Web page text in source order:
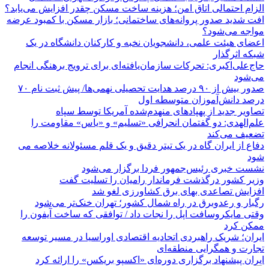
الزام احتمالی اتاق امن؛ هزینه ساخت مسکن چقدر افزایش می‌یابد؟
افت شدید صدور پروانه‌های ساختمانی؛ بازار مسکن با کمبود عرضه
مواجه می‌شود؟
اعضای هیئت علمی، دانشجویان نخبه و کارکنان دانشگاه در یک
شبکه‌ اثرگذار
حاج‌علی‌اکبری: تحرکات سازمان‌یافته‌ای برای ترویج برهنگی انجام
می‌شود
صدور بیش از ۹۰ درصد هدایت تحصیلی نهمی‌ها/ پیش ثبت نام ۷۰
درصد دانش‌آموزان متوسطه اول
تصاویر جدید از پهپادهای منهدم‌شده آمریکا توسط سپاه
علم‌الهدی: دو گفتمان انحرافی «تسلیم» و «یاس» مقاومت را
تضعیف می‌کند
دفاع از ایران گاه در یک تیتر دقیق و یک قلم مسئولانه خلاصه می
شود
نشست خبری رئیس‌جمهور فردا برگزار می‌شود
وزیر کشور درگذشت فرماندار رامیان را تسلیت گفت
افزایش تصاعدی بهای برق کشاورزی لغو شد
رگبار و رعدوبرق در راه شمال کشور؛ تهران خنک‌تر می‌شود
وقتی مایکروسافت اپل را نجات داد / توافقی که ساخت آیفون را
ممکن کرد
ایران؛ شریک راهبردی اتحادیه اقتصادی اوراسیا در مسیر توسعه
تجارت و همگرایی منطقه‌ای
ایران پیشنهاد برگزاری دوره‌ای «اکسپو بریکس» را ارائه کرد